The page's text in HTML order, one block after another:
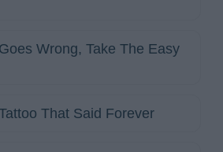
Wrong, Take The Easy
That Said Forever